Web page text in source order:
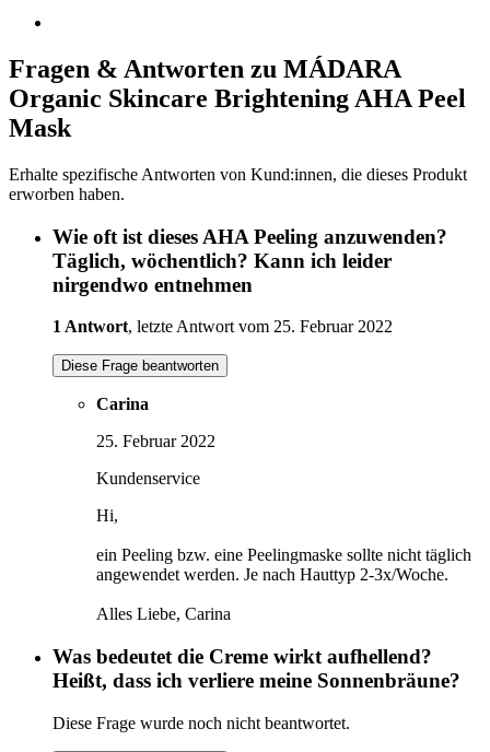
Fragen & Antworten zu MÁDARA
Organic Skincare Brightening AHA Peel
Mask
Erhalte spezifische Antworten von Kund:innen, die dieses Produkt
erworben haben.
Wie oft ist dieses AHA Peeling anzuwenden?
Täglich, wöchentlich? Kann ich leider
nirgendwo entnehmen
1 Antwort, letzte Antwort vom 25. Februar 2022
Diese Frage beantworten
Carina
25. Februar 2022
Kundenservice
Hi,
ein Peeling bzw. eine Peelingmaske sollte nicht täglich
angewendet werden. Je nach Hauttyp 2-3x/Woche.
Alles Liebe, Carina
Was bedeutet die Creme wirkt aufhellend?
Heißt, dass ich verliere meine Sonnenbräune?
Diese Frage wurde noch nicht beantwortet.